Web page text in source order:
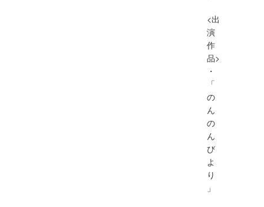
<出
演
作
品>
・
「
の
ん
の
ん
び
よ
り
」